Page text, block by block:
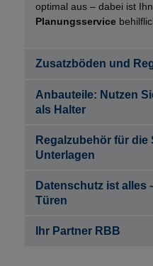
optimal aus – dabei ist
Planungsservice
Zusatzböden und
Anbauteile: Nutzen
als Halter
Regalzubehör für die
Unterlagen
Datenschutz ist alles
Türen
Ihr Partner RBB